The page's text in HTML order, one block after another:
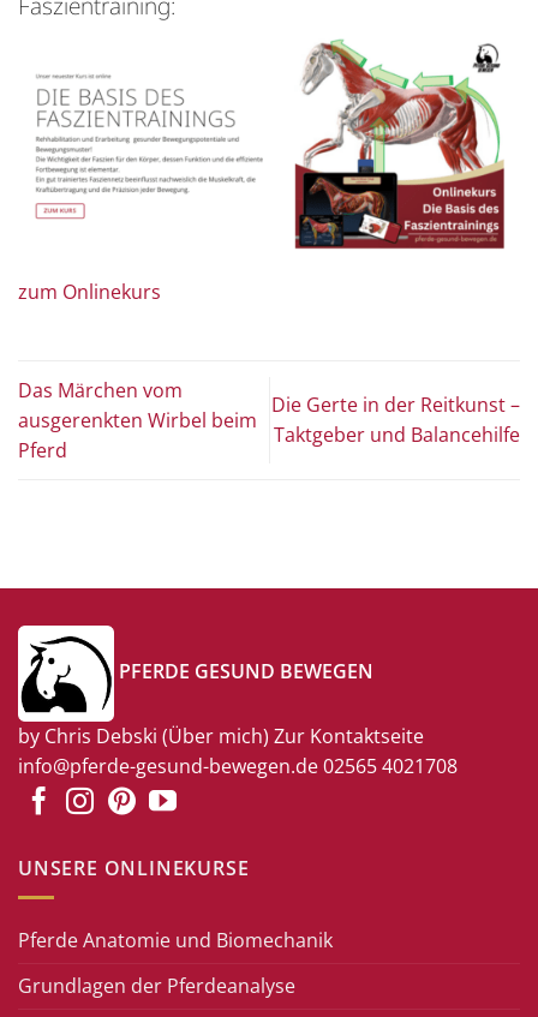
zum Onlinekurs
Das Märchen vom
ausgerenkten Wirbel beim
Pferd
Die Gerte in der Reitkunst –
Taktgeber und Balancehilfe
PFERDE GESUND BEWEGEN
by Chris Debski (Über mich) Zur Kontaktseite
info@pferde-gesund-bewegen.de02565 4021708
UNSERE ONLINEKURSE
Pferde Anatomie und Biomechanik
Grundlagen der Pferdeanalyse